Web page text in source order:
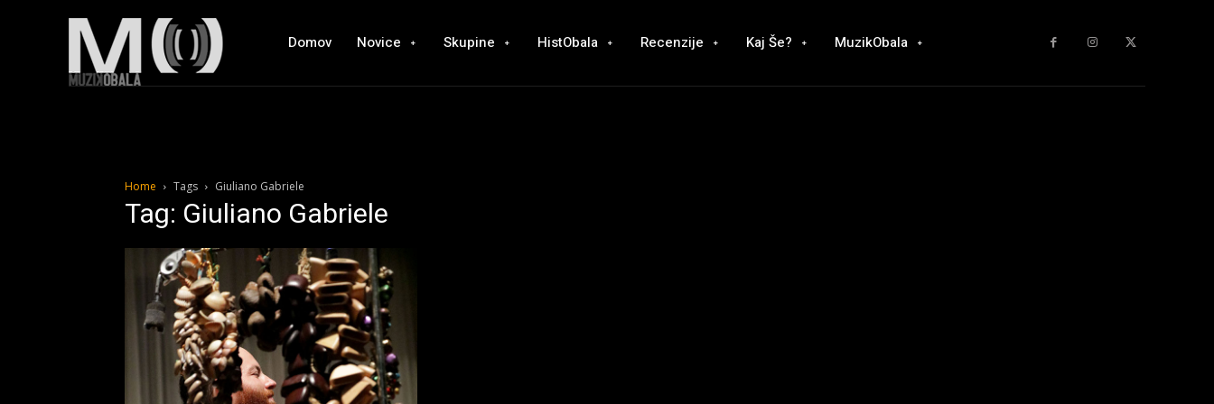
Domov Novice Skupine HistObala Recenzije Kaj Še? MuzikObala
Home Tags Giuliano Gabriele
Tag: Giuliano Gabriele